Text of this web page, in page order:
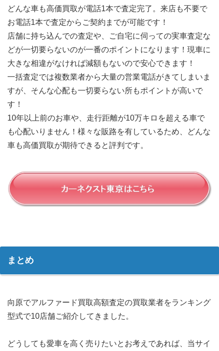
どんな車も高価買取が電話1本で査定完了。来店も不要で
お電話1本で査定からご契約までが可能です！
店舗に持ち込んでの査定や、ご自宅に伺っての実車査定な
どが一切要らないのが一番のポイントになります！現車に
大きな相違がなければ減額もないので安心できます！
一括査定では複数業者から大量の営業電話がきてしまいま
すが、そんな心配も一切要らない所もポイントが高いで
す！
10年以上前のお車や、走行距離が10万キロを超える車で
も心配いりません！様々な販路を有しているため、どんな
車も高価買取が期待できると評判です。
まとめ
向原でアルファード買取高額査定の買取業者をランキング
型式で10店舗ご紹介してきました。
どうしても愛車を高く売りたいとお考えであれば、当サイ